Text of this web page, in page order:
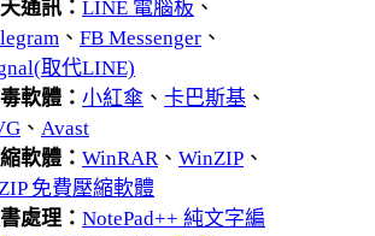
通訊： LINE 電腦板 、
、 FB Messenger 、
取代LINE)
軟體： 小紅傘 、 卡巴斯基 、
、 Avast
軟體： WinRAR、 WinZIP 、
免費壓縮軟體
處理： NotePad++ 純文字編